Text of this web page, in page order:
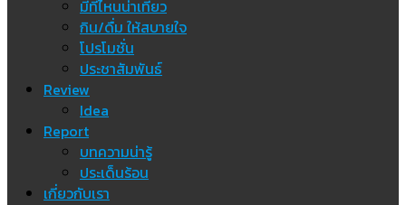
มีที่ไหนน่าเที่ยว
กิน/ดื่ม ให้สบายใจ
โปรโมชั่น
ประชาสัมพันธ์
Review
Idea
Report
บทความน่ารู้
ประเด็นร้อน
เกี่ยวกับเรา